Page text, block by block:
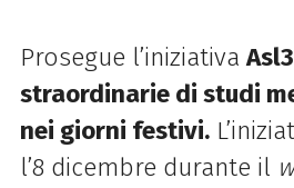
Prosegue l’iniziativa
straordinarie di studi
nei giorni festivi.
l’8 dicembre durante il